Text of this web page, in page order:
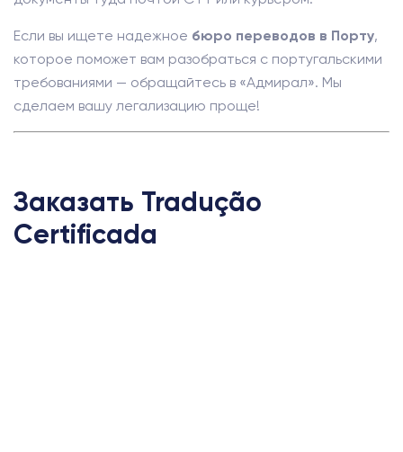
Если вы ищете надежное бюро переводов в Порту,
которое поможет вам разобраться с португальскими
требованиями — обращайтесь в «Адмирал». Мы
сделаем вашу легализацию проще!
Заказать Tradução
Certificada